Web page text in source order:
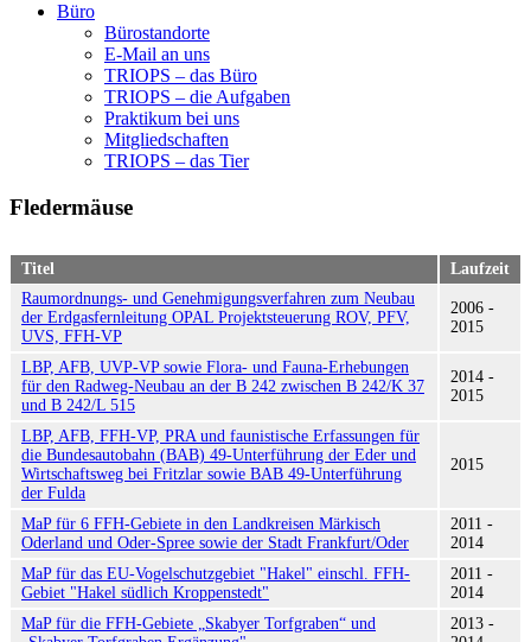
Büro
Bürostandorte
E-Mail an uns
TRIOPS – das Büro
TRIOPS – die Aufgaben
Praktikum bei uns
Mitgliedschaften
TRIOPS – das Tier
Fledermäuse
Titel
Laufzeit
Raumordnungs- und Genehmigungsverfahren zum Neubau
der Erdgasfernleitung OPAL Projektsteuerung ROV, PFV,
UVS, FFH-VP
2006 -
2015
LBP, AFB, UVP-VP sowie Flora- und Fauna-Erhebungen
für den Radweg-Neubau an der B 242 zwischen B 242/K 37
und B 242/L 515
2014 -
2015
LBP, AFB, FFH-VP, PRA und faunistische Erfassungen für
die Bundesautobahn (BAB) 49-Unterführung der Eder und
Wirtschaftsweg bei Fritzlar sowie BAB 49-Unterführung
der Fulda
2015
MaP für 6 FFH-Gebiete in den Landkreisen Märkisch
Oderland und Oder-Spree sowie der Stadt Frankfurt/Oder
2011 -
2014
MaP für das EU-Vogelschutzgebiet "Hakel" einschl. FFH-
Gebiet "Hakel südlich Kroppenstedt"
2011 -
2014
MaP für die FFH-Gebiete „Skabyer Torfgraben“ und
2013 -